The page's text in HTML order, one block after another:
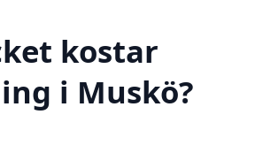
kostar
i Muskö?